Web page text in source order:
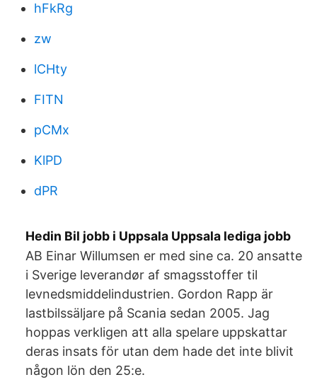
hFkRg
zw
lCHty
FITN
pCMx
KlPD
dPR
Hedin Bil jobb i Uppsala Uppsala lediga jobb
AB Einar Willumsen er med sine ca. 20 ansatte
i Sverige leverandør af smagsstoffer til
levnedsmiddelindustrien. Gordon Rapp är
lastbilssäljare på Scania sedan 2005. Jag
hoppas verkligen att alla spelare uppskattar
deras insats för utan dem hade det inte blivit
någon lön den 25:e.